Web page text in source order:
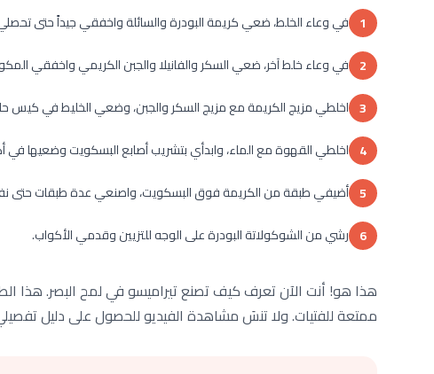
1 في وعاء الخلط، ضعي كريمة البودرة والسائلة واخفقي جيداً حتى
2 في وعاء خلط آخر، ضعي السكر والفانيلا والجبن الكريمي واخفقي
3 اخلطي مزيج الكريمة مع مزيج السكر والجبن، وضعي الخليط في كيس
4 اخلطي القهوة مع الماء، وابدأي بتشريب أصابع البسكويت وضعيها في
5 أضيفي طبقة من الكريمة فوق البسكويت، واصنعي عدة طبقات حتى
6 رشي من الشوكولاتة البودرة على الوجه للتزيين وقدمي الأكواب.
هذا هو! أنت الآن تعرف كيف تصنع تيراميسو في لمح البصر. هذا
ممتعة للفتيات. ولا تنسَ مشاهدة الفيديو للحصول على دليل